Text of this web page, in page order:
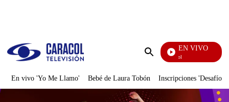
Enviar
EN VIVO
Noticias Caracol
En vivo 'Yo Me Llamo' Bebé de Laura Tobón Inscripciones 'Desafío'